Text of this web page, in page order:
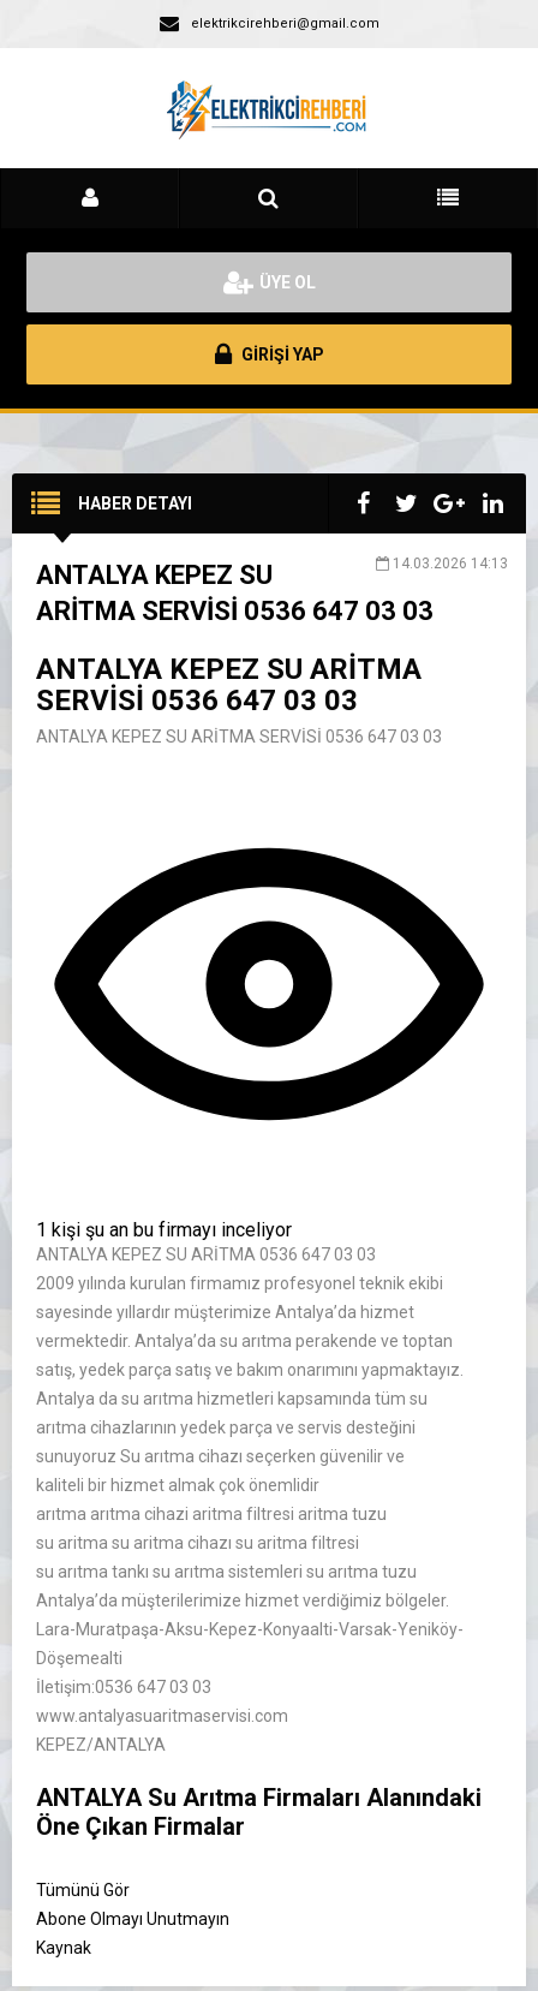
elektrikcirehberi@gmail.com
ÜYE OL
GİRİŞİ YAP
HABER DETAYI
14.03.2026 14:13
ANTALYA KEPEZ SU
ARİTMA SERVİSİ 0536 647 03 03
ANTALYA KEPEZ SU ARİTMA
SERVİSİ 0536 647 03 03
ANTALYA KEPEZ SU ARİTMA SERVİSİ 0536 647 03 03
1 kişi şu an bu firmayı inceliyor
ANTALYA KEPEZ SU ARİTMA 0536 647 03 03
2009 yılında kurulan firmamız profesyonel teknik ekibi
sayesinde yıllardır müşterimize Antalya’da hizmet
vermektedir. Antalya’da su arıtma perakende ve toptan
satış, yedek parça satış ve bakım onarımını yapmaktayız.
Antalya da su arıtma hizmetleri kapsamında tüm su
arıtma cihazlarının yedek parça ve servis desteğini
sunuyoruz Su arıtma cihazı seçerken güvenilir ve
kaliteli bir hizmet almak çok önemlidir
arıtma arıtma cihazi aritma filtresi aritma tuzu
su aritma su aritma cihazı su aritma filtresi
su arıtma tankı su arıtma sistemleri su arıtma tuzu
Antalya’da müşterilerimize hizmet verdiğimiz bölgeler.
Lara-Muratpaşa-Aksu-Kepez-Konyaalti-Varsak-Yeniköy-
Döşemealti
İletişim:0536 647 03 03
www.antalyasuaritmaservisi.com
KEPEZ/ANTALYA
ANTALYA Su Arıtma Firmaları Alanındaki
Öne Çıkan Firmalar
Tümünü Gör
Abone Olmayı Unutmayın
Kaynak